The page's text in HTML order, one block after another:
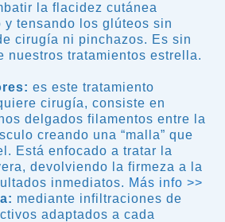
la flacidez cutánea
y tensando los glúteos sin
cirugía ni pinchazos. Es sin
nuestros tratamientos estrella.
es este tratamiento
cirugía, consiste en
delgados filamentos entre la
creando una “malla” que
Está enfocado a tratar la
devolviendo la firmeza a la
inmediatos. Más info >>
mediante infiltraciones de
adaptados a cada